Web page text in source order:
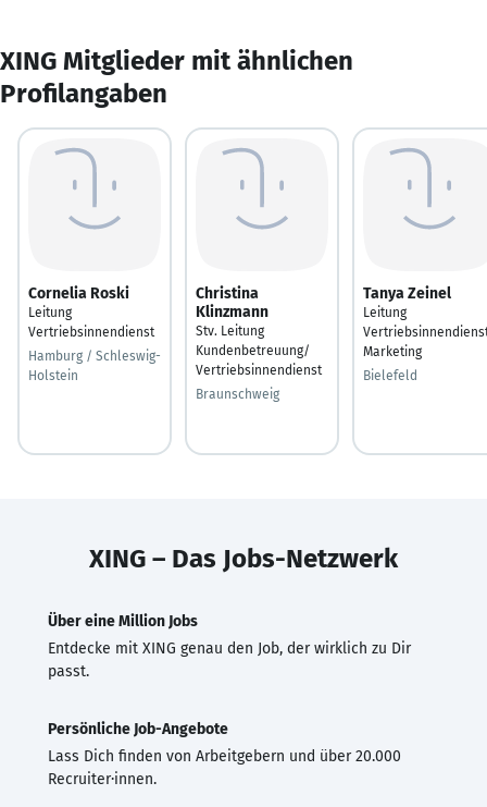
XING Mitglieder mit ähnlichen
Profilangaben
Cornelia Roski
Leitung
Vertriebsinnendienst
Hamburg / Schleswig-
Holstein
Christina
Klinzmann
Stv. Leitung
Kundenbetreuung/
Vertriebsinnendienst
Braunschweig
Tanya Zeinel
Leitung
Marketing
Bielefeld
XING – Das Jobs-Netzwerk
Über eine Million Jobs
Entdecke mit XING genau den Job, der wirklich zu Dir
passt.
Persönliche Job-Angebote
Lass Dich finden von Arbeitgebern und über 20.000
Recruiter·innen.